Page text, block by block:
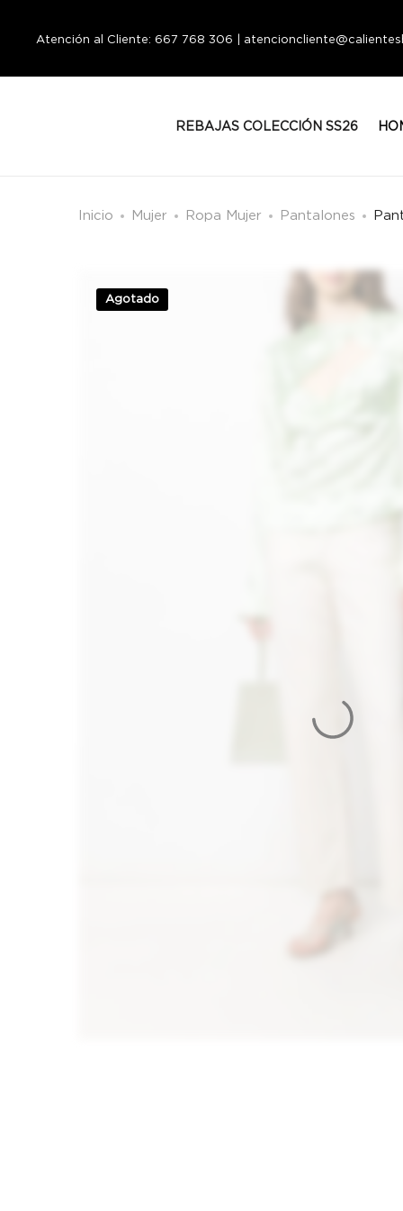
Atención al Cliente: 667 768 306 |
REBAJAS COLECCIÓN SS26
Inicio Mujer Ropa Mujer Pantalones
Agotado